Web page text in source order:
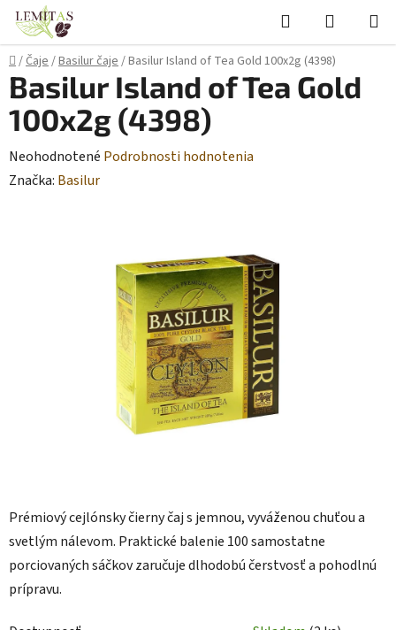
Prejsť
obsah
Hľadať
KOŠÍK
Domov
/Čaje/Basilur čaje/Basilur Island of Tea Gold 100x2g (4398)
Prémiový cejlónsky čierny čaj s jemnou, vyváženou chuťou a
svetlým nálevom. Praktické balenie 100 samostatne
porciovaných sáčkov zaručuje dlhodobú čerstvosť a pohodlnú
prípravu.
Basilur Island of Tea Gold
100x2g (4398)
Priemerné
hodnotenie
Neohodnotené Podrobnosti hodnotenia
Značka: Basilur